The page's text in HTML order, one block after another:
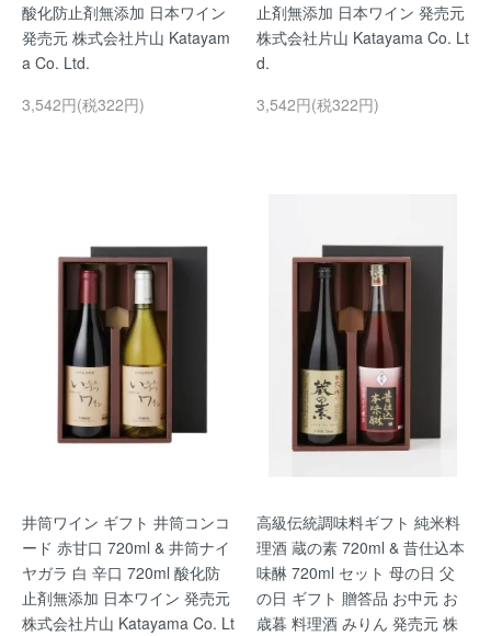
酸化防止剤無添加 日本ワイン
発売元 株式会社片山 Katayam
a Co. Ltd.
3,542円(税322円)
止剤無添加 日本ワイン 発売元
株式会社片山 Katayama Co. Lt
d.
3,542円(税322円)
井筒ワイン ギフト 井筒コンコ
ード 赤甘口 720ml & 井筒ナイ
ヤガラ 白 辛口 720ml 酸化防
止剤無添加 日本ワイン 発売元
株式会社片山 Katayama Co. Lt
高級伝統調味料ギフト 純米料
理酒 蔵の素 720ml & 昔仕込本
味醂 720ml セット 母の日 父
の日 ギフト 贈答品 お中元 お
歳暮 料理酒 みりん 発売元 株